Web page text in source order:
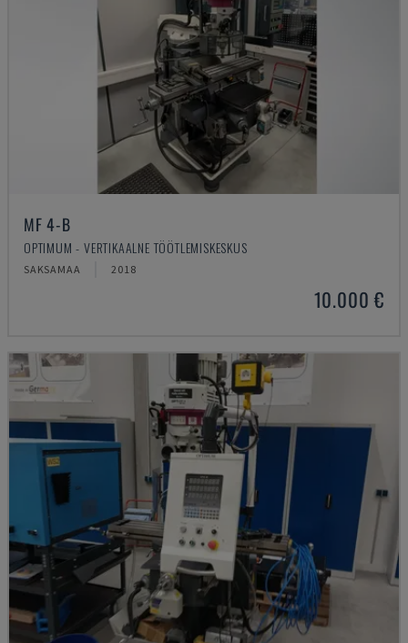
MF 4-B
OPTIMUM - VERTIKAALNE TÖÖTLEMISKESKUS
SAKSAMAA 2018
10.000 €